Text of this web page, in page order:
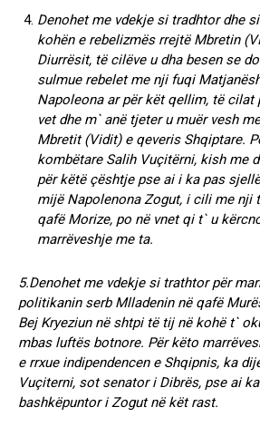
Denohet me vdekje si tradhtor dhe
kohën e rebelizmës rrejtë Mbretin
Diurrësit, të cilëve u dha besen se
sulmue rebelet me nji fuqi
Napoleona ar për kët qellim, të cilat
vet dhe m` anë tjeter u muër vesh
Mbretit (Vidit) e qeveris Shqiptare.
kombëtare Salih Vuçitërni, kish me
për këtë çështje pse ai i ka pas
mijë Napolenona Zogut, i cili me nji
qafë Morize, po në vnet qi t` u
marrëveshje me ta.
5.Denohet me vdekje si trathtor për
politikanin serb Mlladenin në qafë
Bej Kryeziun në shtpi të tij në kohë t`
mbas luftës botnore. Për këto
e rrxue indipendencen e Shqipnis, ka
Vuçiterni, sot senator i Dibrës, pse ai
bashkëpuntor i Zogut në kët rast.